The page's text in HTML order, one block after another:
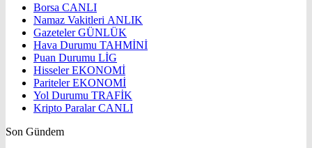
Borsa CANLI
Namaz Vakitleri ANLIK
GazetelerGÜNLÜK
Hava Durumu TAHMİNİ
Puan Durumu LİG
HisselerEKONOMİ
ParitelerEKONOMİ
Yol Durumu TRAFİK
Kripto ParalarCANLI
Son Gündem